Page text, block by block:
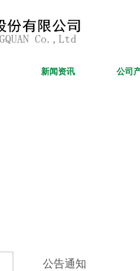
新闻资讯 公司
公告通知